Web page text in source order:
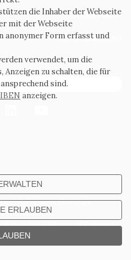
Bolognese (RA) Italy
registro imprese di Ravenna
Sociale Euro 20.000.000 i.v.
COOKIE POLICY
WHISTLEBLOWING
NEWSLETTER
die Inhaber der Webseite
mit der Webseite
anonymer Form erfasst und
verwendet, um die
Anzeigen zu schalten, die für
sind.
anzeigen.
ERLAUBEN